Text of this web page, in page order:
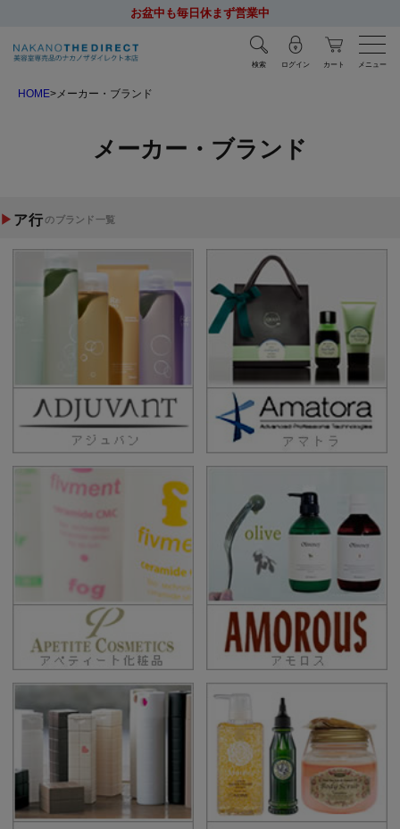
お盆中も毎日休まず営業中
検索 ログイン カート メニュー
HOME メーカー・ブランド
メーカー・ブランド
ア行